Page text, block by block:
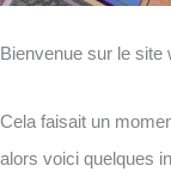
Bienvenue sur le site
Cela faisait un
alors voici quelques